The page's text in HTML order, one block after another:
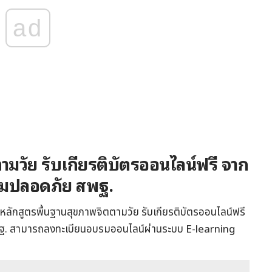
ad
วัย รับเกียรติบัตรออนไลน์ฟรี จาก
ปลอดภัย สพฐ.
ลักสูตรพื้นฐานสุขภาพจิตตามวัย รับเกียรติบัตรออนไลน์ฟรี
ามารถลงทะเบียนอบรมออนไลน์ผ่านระบบ E-learning